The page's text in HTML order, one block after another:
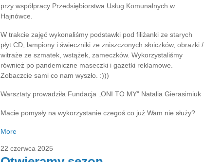
przy współpracy Przedsiębiorstwa Usług Komunalnych w
Hajnówce.
W trakcie zajęć wykonaliśmy podstawki pod filiżanki ze starych
płyt CD, lampiony i świeczniki ze zniszczonych słoiczków, obrazki /
witraże ze szmatek, wstążek, zameczków. Wykorzystaliśmy
również po pandemiczne maseczki i gazetki reklamowe.
Zobaczcie sami co nam wyszło. :)))
Warsztaty prowadziła Fundacja „ONI TO MY” Natalia Gierasimiuk
Macie pomysły na wykorzystanie czegoś co już Wam nie służy?
More
22 czerwca 2025